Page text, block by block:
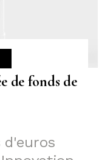
de fonds de